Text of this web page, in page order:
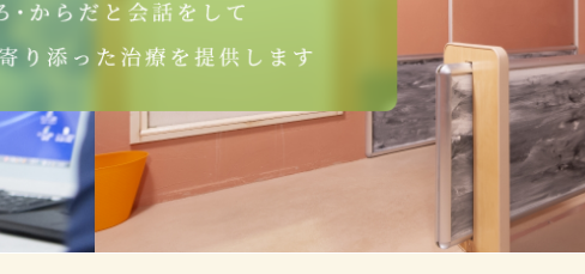
新型出生前診断
（NIPT）
漢方外来